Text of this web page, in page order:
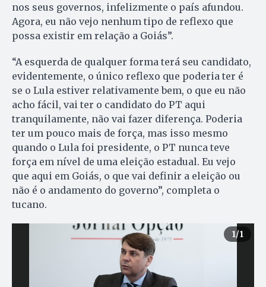
nos seus governos, infelizmente o país afundou.
Agora, eu não vejo nenhum tipo de reflexo que
possa existir em relação a Goiás”.
“A esquerda de qualquer forma terá seu candidato,
evidentemente, o único reflexo que poderia ter é
se o Lula estiver relativamente bem, o que eu não
acho fácil, vai ter o candidato do PT aqui
tranquilamente, não vai fazer diferença. Poderia
ter um pouco mais de força, mas isso mesmo
quando o Lula foi presidente, o PT nunca teve
força em nível de uma eleição estadual. Eu vejo
que aqui em Goiás, o que vai definir a eleição ou
não é o andamento do governo”, completa o
tucano.
1/1